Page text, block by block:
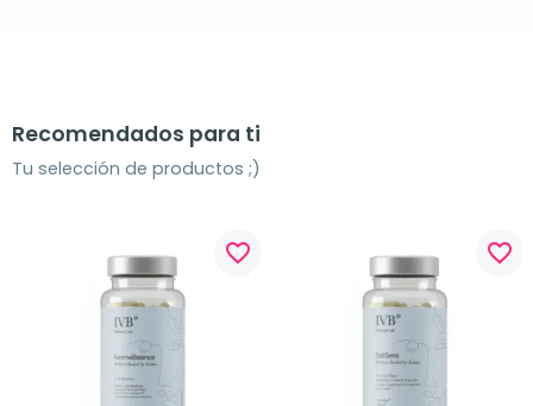
Recomendados para ti
Tu selección de productos ;)
favorite_border favorite_border